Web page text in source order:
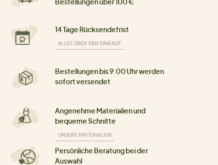
14 Tage Rücksendefrist
ALLES ÜBER DEN EINKAUF
Bestellungen bis 9:00 Uhr werden
sofort versendet
Angenehme Materialien und
bequeme Schnitte
UNSERE MATERIALIEN
Persönliche Beratung bei der
Auswahl